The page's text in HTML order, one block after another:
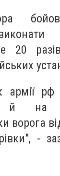
20
армії
й на
ворога
-